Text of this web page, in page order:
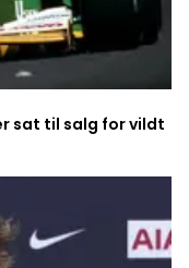
sat til salg for vildt